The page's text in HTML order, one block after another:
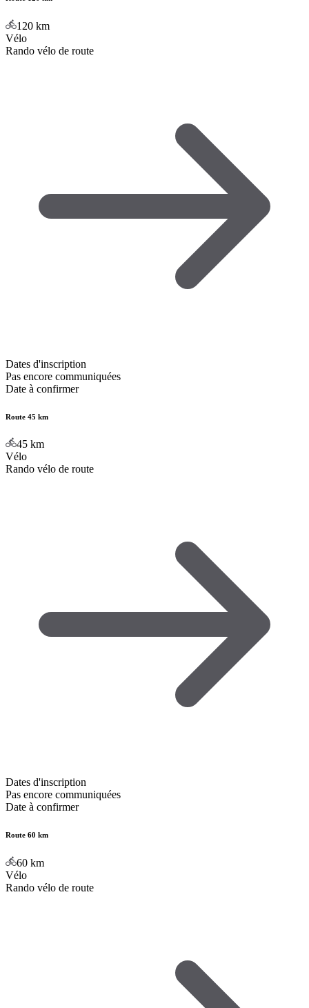
120 km
Vélo
Rando vélo de route
Dates d'inscription
Pas encore communiquées
Date à confirmer
Route 45 km
45 km
Vélo
Rando vélo de route
Dates d'inscription
Pas encore communiquées
Date à confirmer
Route 60 km
60 km
Vélo
Rando vélo de route